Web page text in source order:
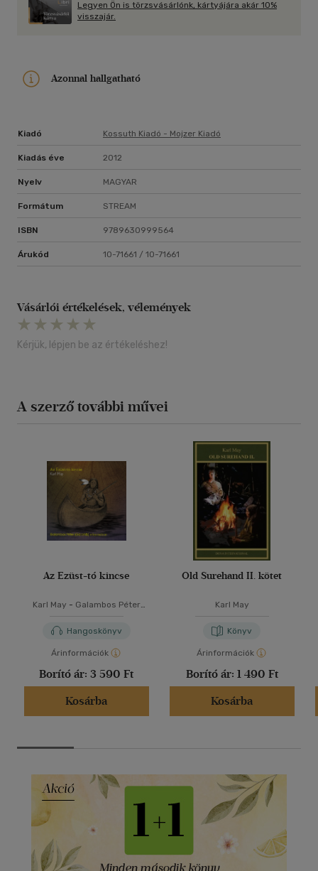
székfoglaló előadását a Magyar Tudományos Akadémián, két
évvel később pedig hazatelepült. 1868-től kétéves, hatalmas
anyagát, és ennek az útnak néprajzi eredményei alapozták
meg a Nemzeti Múzeumból később kivált Néprajzi Múzeum
Legyen Ön is törzsvásárlónk, kártyájára akár 10%
visszajár.
Azonnal hallgatható
Kiadó Kossuth Kiadó - Mojzer Kiadó
Kiadás éve 2012
Nyelv MAGYAR
Formátum STREAM
ISBN 9789630999564
Árukód 10-71661 / 10-71661
Vásárlói értékelések, vélemények
Kérjük, lépjen be az értékeléshez!
A szerző további művei
Az Ezüst-tó kincse
Karl May - Galambos Péter
Hangoskönyv
Árinformációk
Borító ár: 3 590 Ft
Kosárba
Old Surehand II. kötet
Karl May
Könyv
Árinformációk
Borító ár: 1 490 Ft
Kosárba